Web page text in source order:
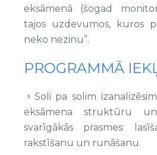
eksāmenā (šogad
tajos uzdevumos, kuros
neko nezinu”.
PROGRAMMĀ
Soli pa solim
eksāmena struktūru
svarīgākās prasmes:
rakstīšanu un runāšanu.